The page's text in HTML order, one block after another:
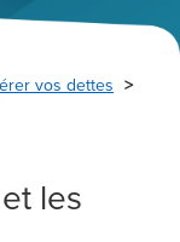
vos dettes
les